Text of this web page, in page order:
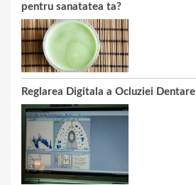
pentru sanatatea ta?
Reglarea Digitala a Ocluziei Dentare